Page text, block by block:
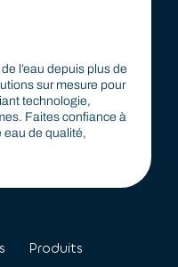
l’eau depuis plus de
sur mesure pour
technologie,
Faites confiance à
eau de qualité,
Produits